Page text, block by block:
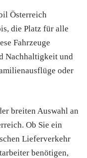
Österreich
die Platz für alle
Fahrzeuge
Nachhaltigkeit und
oder
breiten Auswahl an
Ob Sie ein
Lieferverkehr
benötigen,